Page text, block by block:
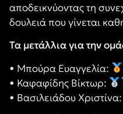
αποδεικνύοντας τη
δουλειά που γίνεται
Τα μετάλλια για την
• Μπούρα Ευαγγελία:
• Καφαφίδης Βίκτωρ:
• Βασιλειάδου Χριστίνα: